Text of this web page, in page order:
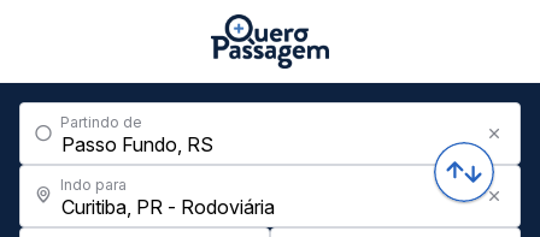
Partindo de
Indo para